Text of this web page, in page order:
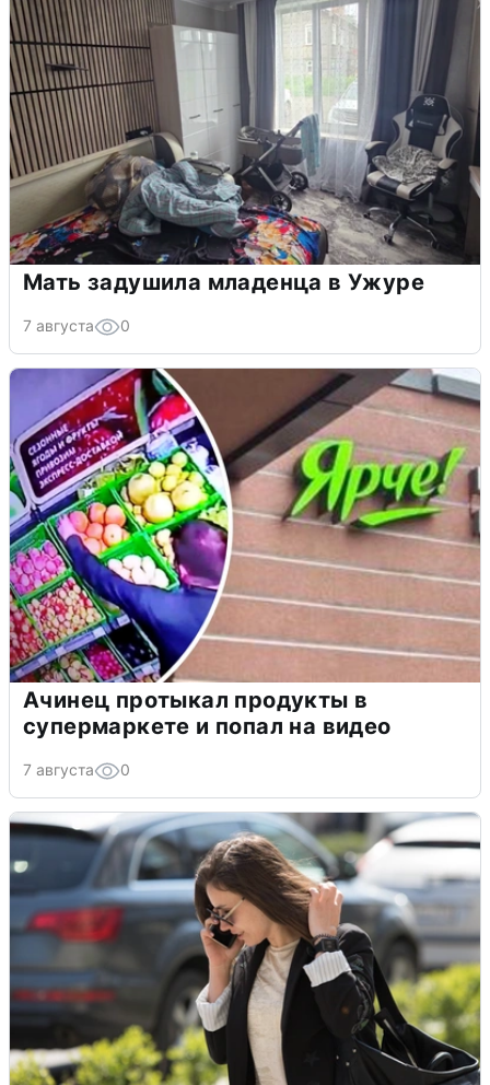
Мать задушила младенца в Ужуре
7 августа 0
Ачинец протыкал продукты в
супермаркете и попал на видео
7 августа 0